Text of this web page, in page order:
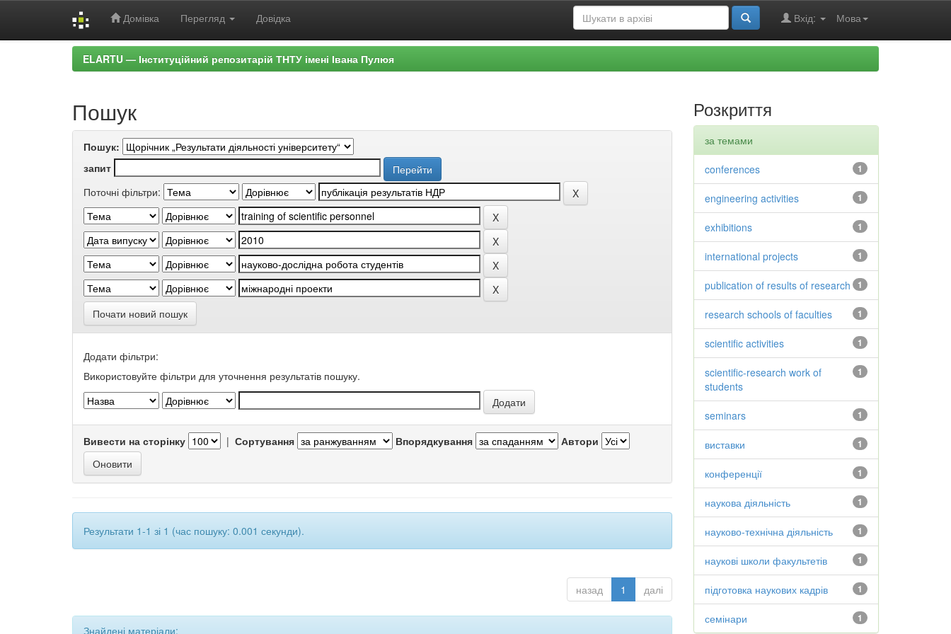
Домівка Перегляд Довідка Мова
Вхід:
ELARTU — Інституційний репозитарій ТНТУ імені Івана Пулюя
Пошук
Пошук:
запит
Поточні фільтри:
Почати новий пошук
Додати фільтри:
Використовуйте фільтри для уточнення результатів пошуку.
Вивести на сторінку | Сортування Впорядкування Автори
Результати 1-1 зі 1 (час пошуку: 0.001 секунди).
назад 1 далі
Знайдені матеріали:
Розкриття
за темами
1
conferences
1
engineering activities
1
exhibitions
1
international projects
1
publication of results of research
1
research schools of faculties
1
scientific activities
1
scientific-research work of
students
1
seminars
1
виставки
1
конференції
1
наукова діяльність
1
науково-технічна діяльність
1
наукові школи факультетів
1
підготовка наукових кадрів
1
семінари